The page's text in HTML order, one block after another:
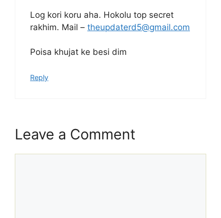
Log kori koru aha. Hokolu top secret
rakhim. Mail – theupdaterd5@gmail.com
Poisa khujat ke besi dim
Reply
Leave a Comment